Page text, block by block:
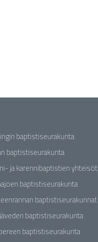
baptistiseurakunta
baptistiseurakunta
ja karennibaptistien yhteisöt
baptistiseurakunta
baptistiseurakunnat
baptistiseurakunta
baptistiseurakunta